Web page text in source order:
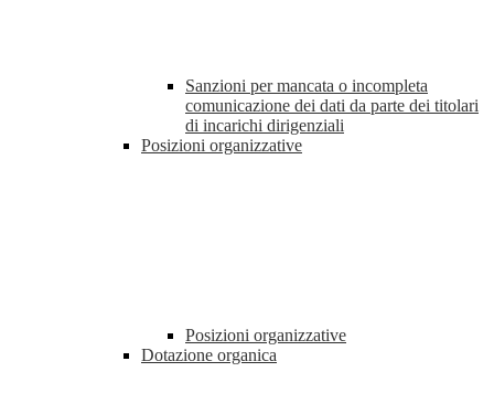
Sanzioni per mancata o incompleta
comunicazione dei dati da parte dei titolari
di incarichi dirigenziali
Posizioni organizzative
Posizioni organizzative
Dotazione organica